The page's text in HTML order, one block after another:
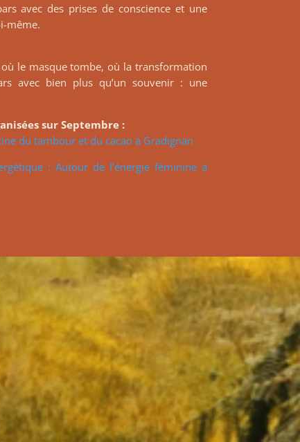
avec des prises de conscience et une
même.
où le masque tombe, où la transformation
avec bien plus qu’un souvenir : une
sur Septembre :
du tambour et du cacao à Gradignan
: Autour de l’énergie féminine à